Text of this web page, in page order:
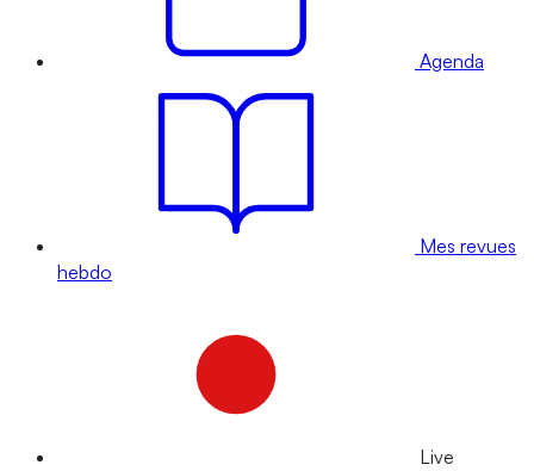
Agenda
Mes revues
hebdo
Live